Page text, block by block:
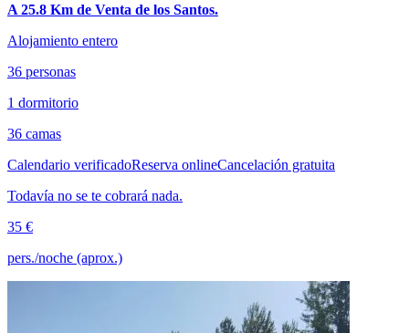
A 25.8 Km de Venta de los Santos.
Alojamiento entero
36 personas
1 dormitorio
36 camas
Calendario verificadoReserva onlineCancelación gratuita
Todavía no se te cobrará nada.
35 €
pers./noche (aprox.)